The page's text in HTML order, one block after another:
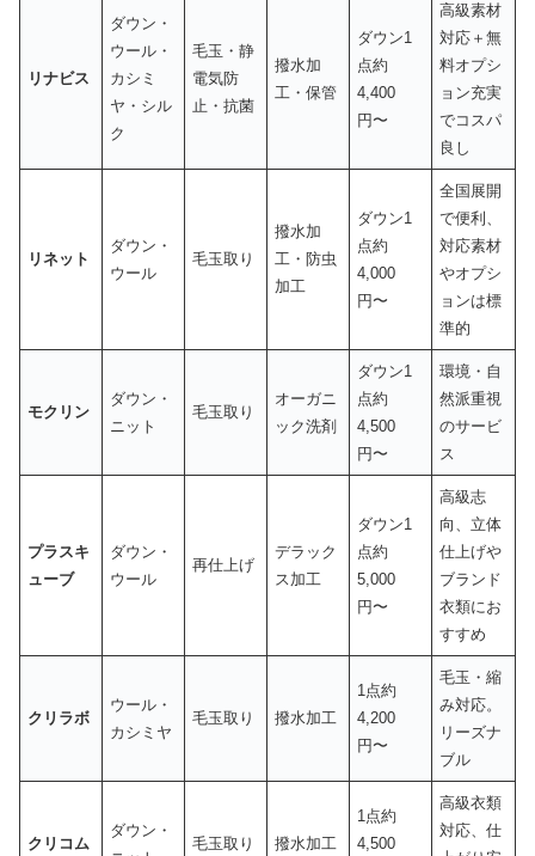
リナビス
ダウン・
ウール・
カシミ
ヤ・シル
ク
毛玉・静
電気防
止・抗菌
撥水加
工・保管
ダウン1
点約
4,400
円〜
高級素材
対応＋無
料オプシ
ョン充実
でコスパ
良し
リネット
ダウン・
ウール
毛玉取り
撥水加
工・防虫
加工
ダウン1
点約
4,000
円〜
全国展開
で便利、
対応素材
やオプシ
ョンは標
準的
モクリン
ダウン・
ニット
毛玉取り
オーガニ
ック洗剤
ダウン1
点約
4,500
円〜
環境・自
然派重視
のサービ
ス
プラスキ
ューブ
ダウン・
ウール
再仕上げ
デラック
ス加工
ダウン1
点約
5,000
円〜
高級志
向、立体
仕上げや
ブランド
衣類にお
すすめ
クリラボ
ウール・
カシミヤ
毛玉取り 撥水加工
1点約
4,200
円〜
毛玉・縮
み対応。
リーズナ
ブル
クリコム
ダウン・
毛玉取り 撥水加工
1点約
4,500
高級衣類
対応、仕